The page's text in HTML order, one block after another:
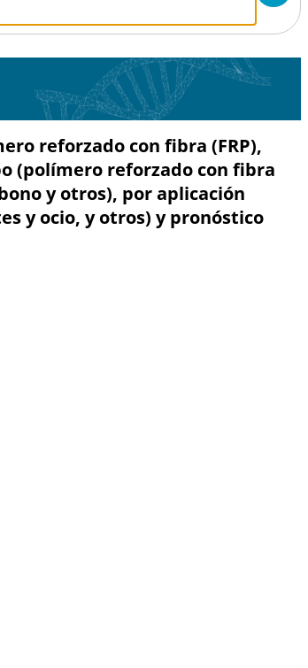
reforzado con fibra (FRP),
(polímero reforzado con fibra
y otros), por aplicación
y ocio, y otros) y pronóstico